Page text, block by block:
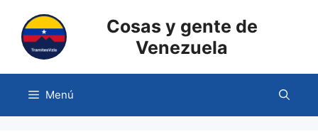
contenido
Cosas y gente de
Venezuela
Menú